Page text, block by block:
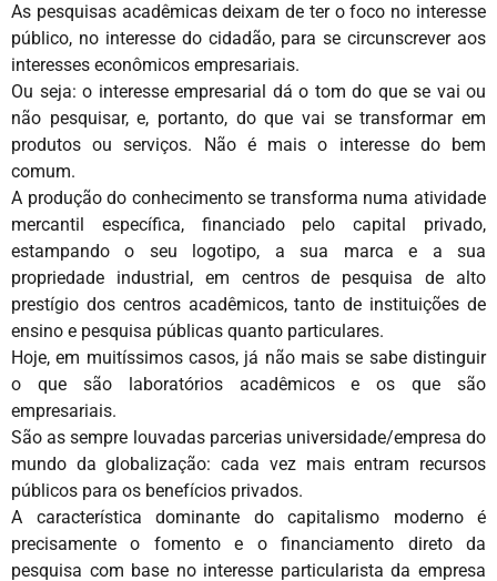
As pesquisas acadêmicas deixam de ter o foco no interesse
público, no interesse do cidadão, para se circunscrever aos
interesses econômicos empresariais.
Ou seja: o interesse empresarial dá o tom do que se vai ou
não pesquisar, e, portanto, do que vai se transformar em
produtos ou serviços. Não é mais o interesse do bem
comum.
A produção do conhecimento se transforma numa atividade
mercantil específica, financiado pelo capital privado,
estampando o seu logotipo, a sua marca e a sua
propriedade industrial, em centros de pesquisa de alto
prestígio dos centros acadêmicos, tanto de instituições de
ensino e pesquisa públicas quanto particulares.
Hoje, em muitíssimos casos, já não mais se sabe distinguir
o que são laboratórios acadêmicos e os que são
empresariais.
São as sempre louvadas parcerias universidade/empresa do
mundo da globalização: cada vez mais entram recursos
públicos para os benefícios privados.
A característica dominante do capitalismo moderno é
precisamente o fomento e o financiamento direto da
pesquisa com base no interesse particularista da empresa